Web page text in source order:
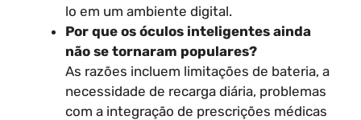
lo em um ambiente digital.
Por que os óculos inteligentes ainda
não se tornaram populares?
As razões incluem limitações de bateria, a
necessidade de recarga diária, problemas
com a integração de prescrições médicas